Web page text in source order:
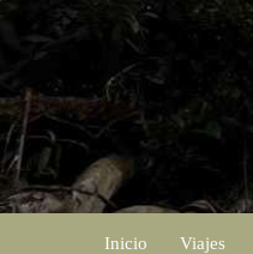
Inicio Viajes